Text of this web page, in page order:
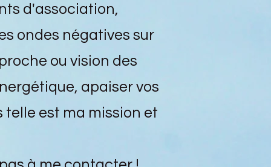
d'association,
ondes négatives sur
ou vision des
apaiser vos
est ma mission et